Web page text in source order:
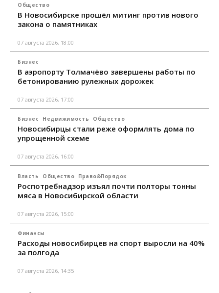
Общество
В Новосибирске прошёл митинг против нового
закона о памятниках
07 августа 2026, 18:00
Бизнес
В аэропорту Толмачёво завершены работы по
бетонированию рулежных дорожек
07 августа 2026, 17:00
Бизнес Недвижимость Общество
Новосибирцы стали реже оформлять дома по
упрощенной схеме
07 августа 2026, 16:00
Власть Общество Право&Порядок
Роспотребнадзор изъял почти полторы тонны
мяса в Новосибирской области
07 августа 2026, 15:00
Финансы
Расходы новосибирцев на спорт выросли на 40%
за полгода
07 августа 2026, 14:35